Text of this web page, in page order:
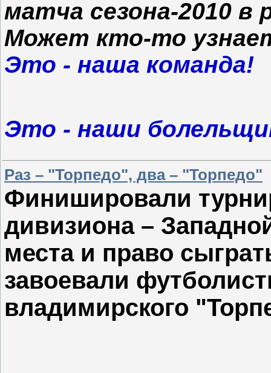
матча сезона-2010
Может кто-то
Это - наша команда!
Это - наши
Раз – "Торпедо", два – "Торпедо"
Финишировали
дивизиона –
места и право
завоевали
владимирского